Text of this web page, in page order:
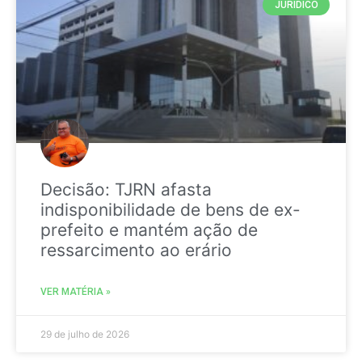
JURIDICO
Decisão: TJRN afasta
indisponibilidade de bens de ex-
prefeito e mantém ação de
ressarcimento ao erário
VER MATÉRIA »
29 de julho de 2026